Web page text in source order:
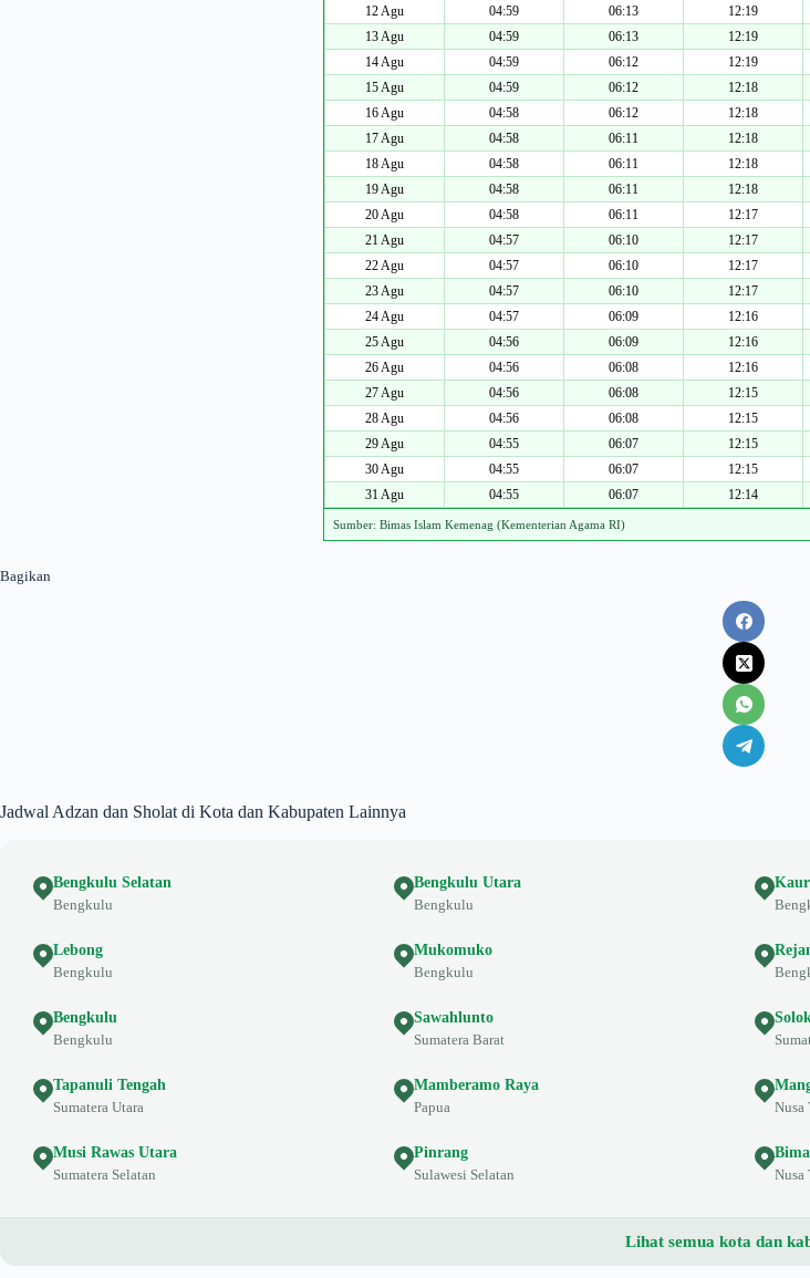
12 Agu
04:59 06:13 12:19
13 Agu
04:59 06:13 12:19
14 Agu
04:59 06:12 12:19
15 Agu
04:59 06:12 12:18
16 Agu
04:58 06:12 12:18
17 Agu
04:58 06:11 12:18
18 Agu
04:58 06:11 12:18
19 Agu
04:58 06:11 12:18
20 Agu
04:58 06:11 12:17
21 Agu
04:57 06:10 12:17
22 Agu
04:57 06:10 12:17
23 Agu
04:57 06:10 12:17
24 Agu
04:57 06:09 12:16
25 Agu
04:56 06:09 12:16
26 Agu
04:56 06:08 12:16
27 Agu
04:56 06:08 12:15
28 Agu
04:56 06:08 12:15
29 Agu
04:55 06:07 12:15
30 Agu
04:55 06:07 12:15
31 Agu
04:55 06:07 12:14
Sumber: Bimas Islam Kemenag (Kementerian Agama RI)
Bagikan
Jadwal Adzan dan Sholat di Kota dan Kabupaten Lainnya
Bengkulu Selatan
Bengkulu
Bengkulu Utara
Bengkulu
Kaur
Lebong
Bengkulu
Mukomuko
Bengkulu
Bengkulu
Bengkulu
Sawahlunto
Sumatera Barat
Tapanuli Tengah
Sumatera Utara
Mamberamo Raya
Papua
Nusa
Musi Rawas Utara
Sumatera Selatan
Pinrang
Sulawesi Selatan
Bima
Nusa
Lihat semua kota dan